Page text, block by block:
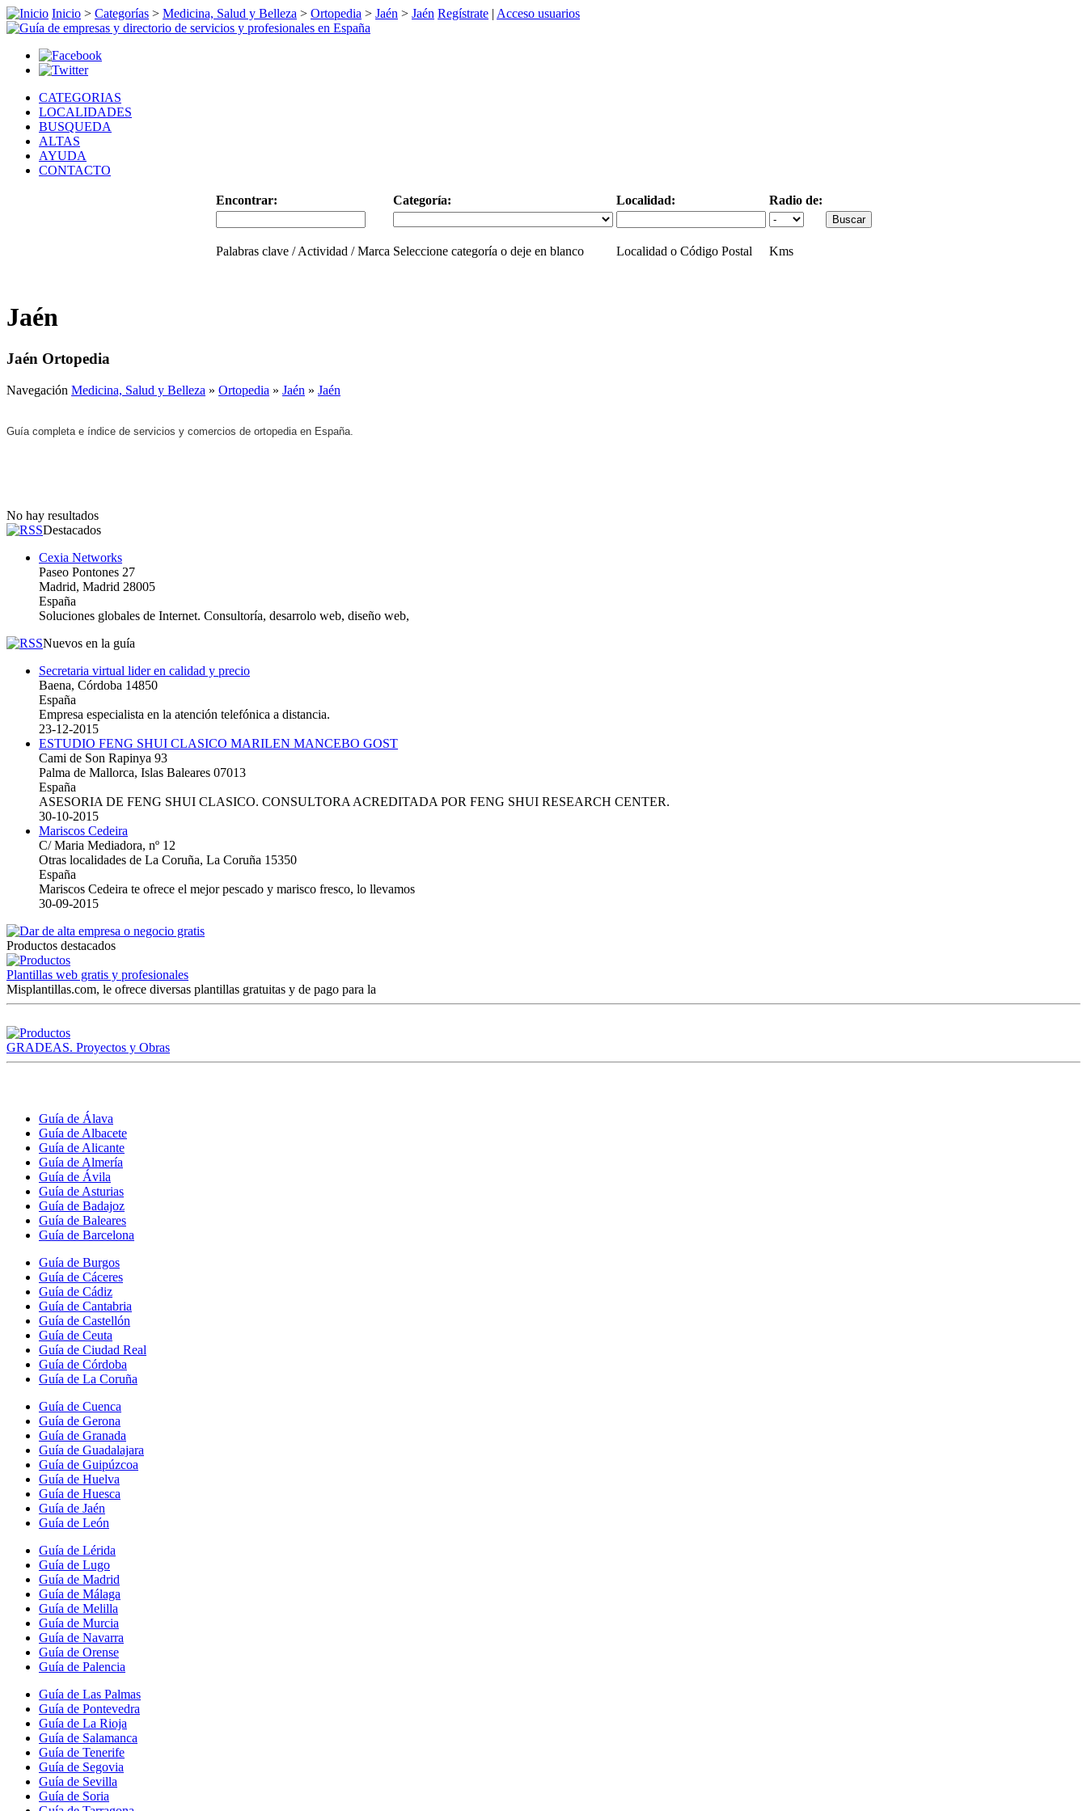
Inicio > Categorías > Medicina, Salud y Belleza > Ortopedia > Jaén > Jaén Regístrate | Acceso usuarios
CATEGORIAS
LOCALIDADES
BUSQUEDA
ALTAS
AYUDA
CONTACTO
Encontrar: Categoría: Localidad: Radio de:
Palabras clave / Actividad / Marca Seleccione categoría o deje en blanco Localidad o Código Postal Kms
Jaén
Jaén Ortopedia
Navegación Medicina, Salud y Belleza » Ortopedia » Jaén » Jaén
Guía completa e índice de servicios y comercios de ortopedia en España.
No hay resultados
Destacados
Cexia Networks
Paseo Pontones 27
Madrid, Madrid 28005
España
Soluciones globales de Internet. Consultoría, desarrolo web, diseño web,
Nuevos en la guía
Secretaria virtual lider en calidad y precio
Baena, Córdoba 14850
España
Empresa especialista en la atención telefónica a distancia.
23-12-2015
ESTUDIO FENG SHUI CLASICO MARILEN MANCEBO GOST
Cami de Son Rapinya 93
Palma de Mallorca, Islas Baleares 07013
España
ASESORIA DE FENG SHUI CLASICO. CONSULTORA ACREDITADA POR FENG SHUI RESEARCH CENTER.
30-10-2015
Mariscos Cedeira
C/ Maria Mediadora, nº 12
Otras localidades de La Coruña, La Coruña 15350
España
Mariscos Cedeira te ofrece el mejor pescado y marisco fresco, lo llevamos
30-09-2015
Productos destacados
Plantillas web gratis y profesionales
Misplantillas.com, le ofrece diversas plantillas gratuitas y de pago para la
GRADEAS. Proyectos y Obras
Guía de Álava
Guía de Albacete
Guía de Alicante
Guía de Almería
Guía de Ávila
Guía de Asturias
Guía de Badajoz
Guía de Baleares
Guía de Barcelona
Guía de Burgos
Guía de Cáceres
Guía de Cádiz
Guía de Cantabria
Guía de Castellón
Guía de Ceuta
Guía de Ciudad Real
Guía de Córdoba
Guía de La Coruña
Guía de Cuenca
Guía de Gerona
Guía de Granada
Guía de Guadalajara
Guía de Guipúzcoa
Guía de Huelva
Guía de Huesca
Guía de Jaén
Guía de León
Guía de Lérida
Guía de Lugo
Guía de Madrid
Guía de Málaga
Guía de Melilla
Guía de Murcia
Guía de Navarra
Guía de Orense
Guía de Palencia
Guía de Las Palmas
Guía de Pontevedra
Guía de La Rioja
Guía de Salamanca
Guía de Tenerife
Guía de Segovia
Guía de Sevilla
Guía de Soria